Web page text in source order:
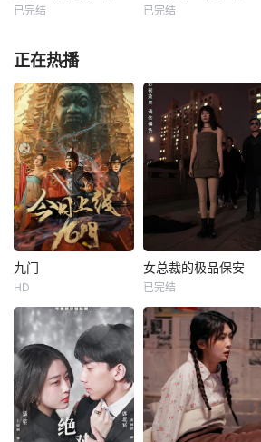
已完结 已完结
正在热播
九门
HD
女总裁的极品保安
已完结